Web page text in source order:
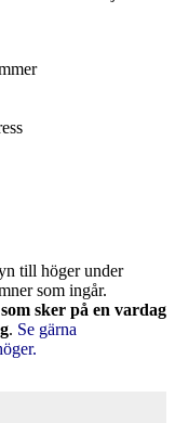
till höger under
som ingår.
sker på en vardag
. Se gärna